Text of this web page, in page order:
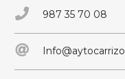
987 35 70 08